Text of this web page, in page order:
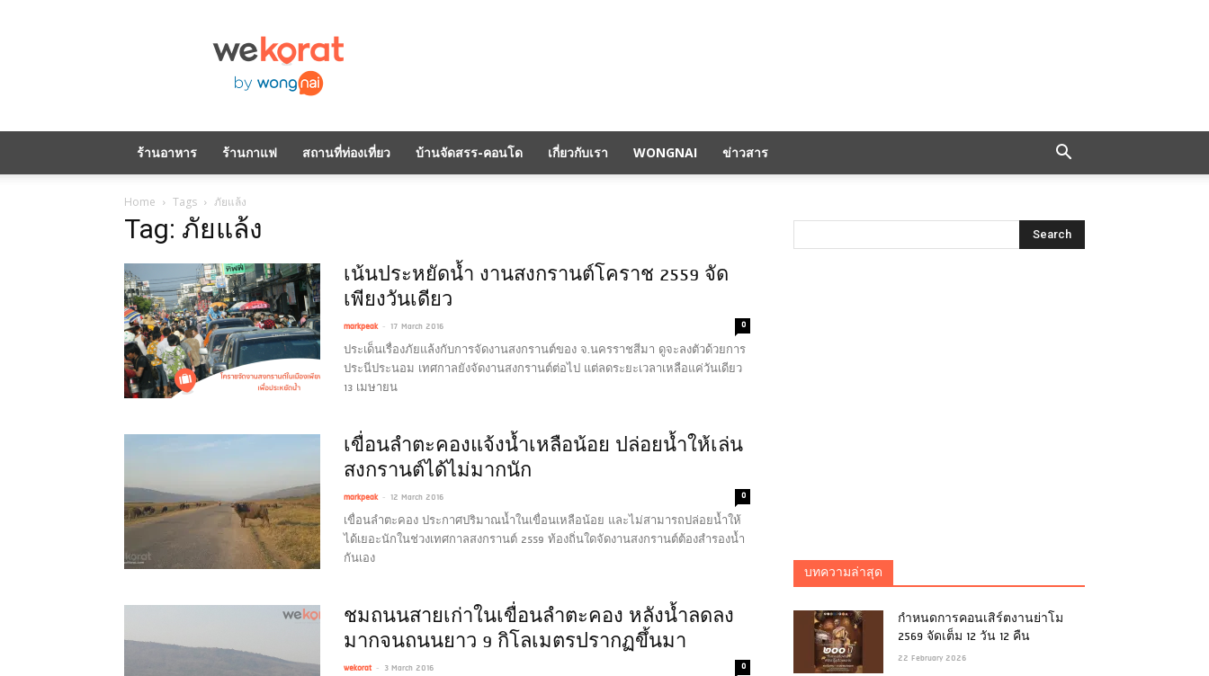
ร้านอาหาร ร้านกาแฟ สถานที่ท่องเที่ยว บ้านจัดสรร-คอนโด เกี่ยวกับเรา WONGNAI ข่าวสาร
Home Tags ภัยแล้ง
Tag: ภัยแล้ง
เน้นประหยัดน้ำ งานสงกรานต์โคราช 2559 จัด
เพียงวันเดียว
markpeak - 17 March 2016 0
ประเด็นเรื่องภัยแล้งกับการจัดงานสงกรานต์ของ จ.นครราชสีมา ดูจะลงตัวด้วยการ
ประนีประนอม เทศกาลยังจัดงานสงกรานต์ต่อไป แต่ลดระยะเวลาเหลือแค่วันเดียว
13 เมษายน
เขื่อนลำตะคองแจ้งน้ำเหลือน้อย ปล่อยน้ำให้เล่น
สงกรานต์ได้ไม่มากนัก
markpeak - 12 March 2016 0
เขื่อนลำตะคอง ประกาศปริมาณน้ำในเขื่อนเหลือน้อย และไม่สามารถปล่อยน้ำให้
ได้เยอะนักในช่วงเทศกาลสงกรานต์ 2559 ท้องถิ่นใดจัดงานสงกรานต์ต้องสำรองน้ำ
กันเอง
ชมถนนสายเก่าในเขื่อนลำตะคอง หลังน้ำลดลง
มากจนถนนยาว 9 กิโลเมตรปรากฏขึ้นมา
wekorat - 3 March 2016 0
บทความล่าสุด
กำหนดการคอนเสิร์ตงานย่าโม
2569 จัดเต็ม 12 วัน 12 คืน
22 February 2026